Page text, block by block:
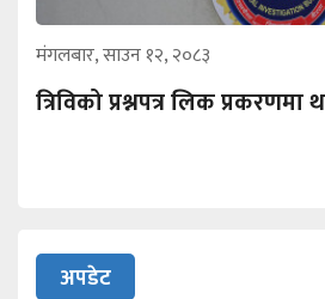
मंगलबार, साउन १२, २०८३
त्रिविको प्रश्नपत्र लिक
अपडेट